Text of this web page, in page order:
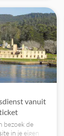
vanuit
bezoek de
in je eigen